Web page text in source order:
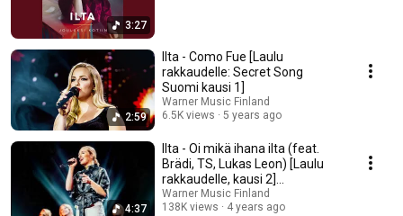
3:27
2:59
Ilta - Como Fue [Laulu
rakkaudelle: Secret Song
Suomi kausi 1]
Warner Music Finland
6.5K views
5 years ago
4:37
Ilta - Oi mikä ihana ilta (feat.
Brädi, TS, Lukas Leon) [Laulu
rakkaudelle, kausi 2]
(Audiovideo)
Warner Music Finland
138K views
4 years ago